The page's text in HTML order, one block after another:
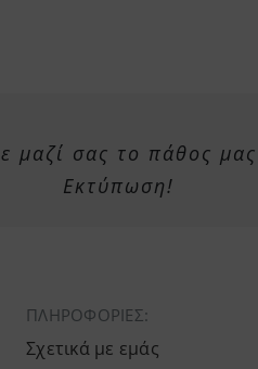
μαζί σας το πάθος
Εκτύπωση!
ΠΛΗΡΟΦΟΡΙΕΣ:
Σχετικά με εμάς